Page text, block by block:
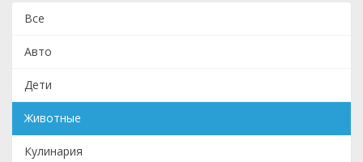
Все
Авто
Дети
Животные
Кулинария